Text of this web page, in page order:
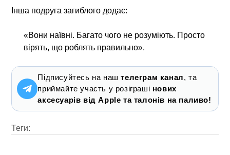
Інша подруга загиблого додає:
«Вони наївні. Багато чого не розуміють. Просто
вірять, що роблять правильно».
Підписуйтесь на наштелеграм канал, та
приймайте участь у розіграші нових
аксесуарів від Apple та талонів на паливо!
Теги: